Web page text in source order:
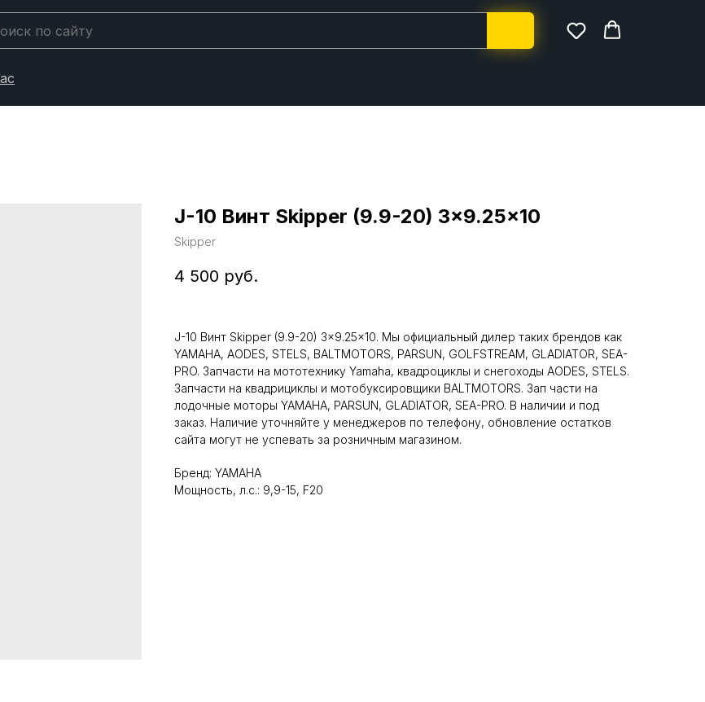
J-10 Винт Skipper (9.9-20) 3x9.25x10
Skipper
4 500 руб.
J-10 Винт Skipper (9.9-20) 3x9.25x10. Мы официальный дилер таких брендов как
YAMAHA, AODES, STELS, BALTMOTORS, PARSUN, GOLFSTREAM, GLADIATOR, SEA-
PRO. Запчасти на мототехнику Yamaha, квадроциклы и снегоходы AODES, STELS.
Запчасти на квадрициклы и мотобуксировщики BALTMOTORS. Зап части на
лодочные моторы YAMAHA, PARSUN, GLADIATOR, SEA-PRO. В наличии и под
заказ. Наличие уточняйте у менеджеров по телефону, обновление остатков
сайта могут не успевать за розничным магазином.
Бренд: YAMAHA
Мощность, л.с.: 9,9-15, F20